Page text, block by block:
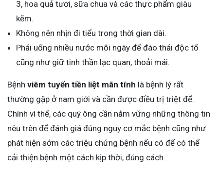
3, hoa quả tươi, sữa chua và các thực phẩm giàu
kẽm.
Không nên nhịn đi tiểu trong thời gian dài.
Phải uống nhiều nước mỗi ngày để đào thải độc tố
cũng như giữ tinh thần lạc quan, thoải mái.
Bệnh viêm tuyến tiền liệt mãn tính là bệnh lý rất
thường gặp ở nam giới và cần được điều trị triệt để.
Chính vì thế, các quý ông cần nắm vững những thông tin
nêu trên để đánh giá đúng nguy cơ mắc bệnh cũng như
phát hiện sớm các triệu chứng bệnh nếu có để có thể
cải thiện bệnh một cách kịp thời, đúng cách.